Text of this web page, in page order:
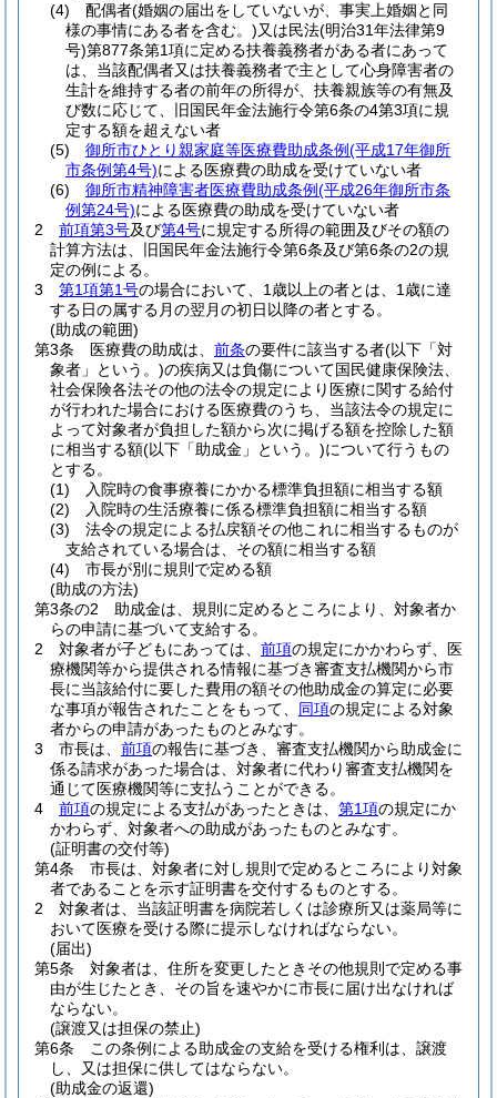
(4)
配偶者(婚姻の届出をしていないが、事実上婚姻と同
様の事情にある者を含む。)又は民法(明治31年法律第9
号)第877条第1項に定める扶養義務者がある者にあって
は、当該配偶者又は扶養義務者で主として心身障害者の
生計を維持する者の前年の所得が、扶養親族等の有無及
び数に応じて、旧国民年金法施行令第6条の4第3項に規
定する額を超えない者
(5)
御所市ひとり親家庭等医療費助成条例(平成17年御所
市条例第4号)による医療費の助成を受けていない者
(6)
御所市精神障害者医療費助成条例(平成26年御所市条
例第24号)による医療費の助成を受けていない者
2
前項第3号及び第4号に規定する所得の範囲及びその額の
計算方法は、旧国民年金法施行令第6条及び第6条の2の規
定の例による。
3
第1項第1号の場合において、1歳以上の者とは、1歳に達
する日の属する月の翌月の初日以降の者とする。
(助成の範囲)
第3条
医療費の助成は、 前条の要件に該当する者(以下「対
象者」という。)の疾病又は負傷について国民健康保険法、
社会保険各法その他の法令の規定により医療に関する給付
が行われた場合における医療費のうち、当該法令の規定に
よって対象者が負担した額から次に掲げる額を控除した額
に相当する額(以下「助成金」という。)について行うもの
とする。
(1)
入院時の食事療養にかかる標準負担額に相当する額
(2)
入院時の生活療養に係る標準負担額に相当する額
(3)
法令の規定による払戻額その他これに相当するものが
支給されている場合は、その額に相当する額
(4)
市長が別に規則で定める額
(助成の方法)
第3条の2
助成金は、規則に定めるところにより、対象者か
らの申請に基づいて支給する。
2
対象者が子どもにあっては、 前項の規定にかかわらず、医
療機関等から提供される情報に基づき審査支払機関から市
長に当該給付に要した費用の額その他助成金の算定に必要
な事項が報告されたことをもって、 同項の規定による対象
者からの申請があったものとみなす。
3
市長は、 前項の報告に基づき、審査支払機関から助成金に
係る請求があった場合は、対象者に代わり審査支払機関を
通じて医療機関等に支払うことができる。
4
前項の規定による支払があったときは、 第1項の規定にか
かわらず、対象者への助成があったものとみなす。
(証明書の交付等)
第4条
市長は、対象者に対し規則で定めるところにより対象
者であることを示す証明書を交付するものとする。
2
対象者は、当該証明書を病院若しくは診療所又は薬局等に
おいて医療を受ける際に提示しなければならない。
(届出)
第5条
対象者は、住所を変更したときその他規則で定める事
由が生じたとき、その旨を速やかに市長に届け出なければ
ならない。
(譲渡又は担保の禁止)
第6条
この条例による助成金の支給を受ける権利は、譲渡
し、又は担保に供してはならない。
(助成金の返還)